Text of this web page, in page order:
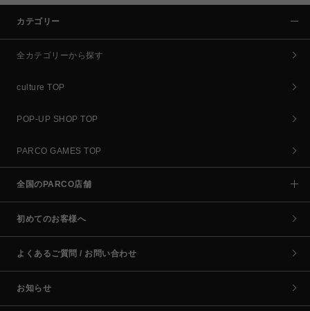
カテゴリー
全カテゴリーから探す
culture TOP
POP-UP SHOP TOP
PARCO GAMES TOP
全国のPARCO店舗
初めてのお客様へ
よくあるご質問 / お問い合わせ
お知らせ